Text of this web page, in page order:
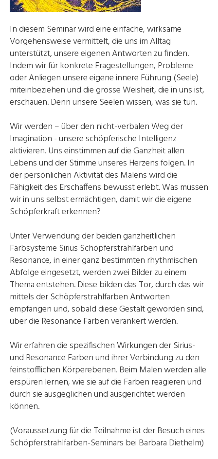
In diesem Seminar wird eine einfache, wirksame
Vorgehensweise vermittelt, die uns im Alltag
unterstützt, unsere eigenen Antworten zu finden.
Indem wir für konkrete Fragestellungen, Probleme
oder Anliegen unsere eigene innere Führung (Seele)
miteinbeziehen und die grosse Weisheit, die in uns ist,
erschauen. Denn unsere Seelen wissen, was sie tun.
Wir werden – über den nicht-verbalen Weg der
Imagination - unsere schöpferische Intelligenz
aktivieren. Uns einstimmen auf die Ganzheit allen
Lebens und der Stimme unseres Herzens folgen. In
der persönlichen Aktivität des Malens wird die
Fähigkeit des Erschaffens bewusst erlebt. Was müssen
wir in uns selbst ermächtigen, damit wir die eigene
Schöpferkraft erkennen?
Unter Verwendung der beiden ganzheitlichen
Farbsysteme Sirius Schöpferstrahlfarben und
Resonance, in einer ganz bestimmten rhythmischen
Abfolge eingesetzt, werden zwei Bilder zu einem
Thema entstehen. Diese bilden das Tor, durch das wir
mittels der Schöpferstrahlfarben Antworten
empfangen und, sobald diese Gestalt geworden sind,
über die Resonance Farben verankert werden.
Wir erfahren die spezifischen Wirkungen der Sirius-
und Resonance Farben und ihrer Verbindung zu den
feinstofflichen Körperebenen. Beim Malen werden alle
erspüren lernen, wie sie auf die Farben reagieren und
durch sie ausgeglichen und ausgerichtet werden
können.
(Voraussetzung für die Teilnahme ist der Besuch eines
Schöpferstrahlfarben-Seminars bei Barbara Diethelm)